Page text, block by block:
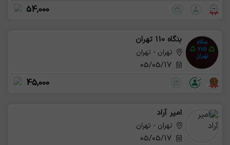
54,000
بنگاه 110 تهران
تهران - تهران
05/05/17
45,000
امیر آراد
تهران - تهران
05/05/17